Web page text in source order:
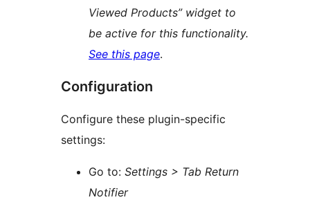
Viewed Products” widget to
be active for this functionality.
See this page.
Configuration
Configure these plugin-specific
settings:
Go to: Settings > Tab Return
Notifier